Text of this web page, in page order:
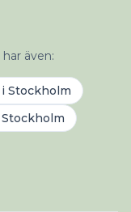
även:
i Stockholm
Stockholm